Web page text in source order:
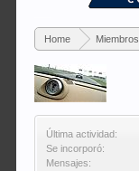
Home Miembros
Última actividad:
Se incorporó:
Mensajes: